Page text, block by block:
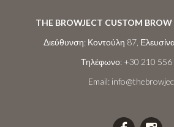
THE BROWJECT CUSTOM
Διεύθυνση: Κοντούλη 87,
Τηλέφωνο: +30 210
Email: